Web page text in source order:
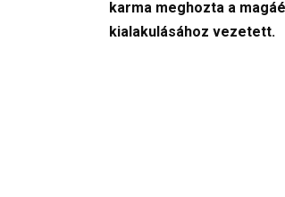
karma meghozta a
kialakulásához vezetett.